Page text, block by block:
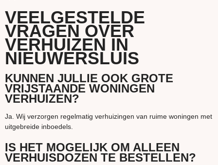
VEELGESTELDE
VRAGEN OVER
VERHUIZEN IN
NIEUWERSLUIS
KUNNEN JULLIE OOK GROTE
VRIJSTAANDE WONINGEN
VERHUIZEN?
Ja. Wij verzorgen regelmatig verhuizingen van ruime woningen met
uitgebreide inboedels.
IS HET MOGELIJK OM ALLEEN
VERHUISDOZEN TE BESTELLEN?